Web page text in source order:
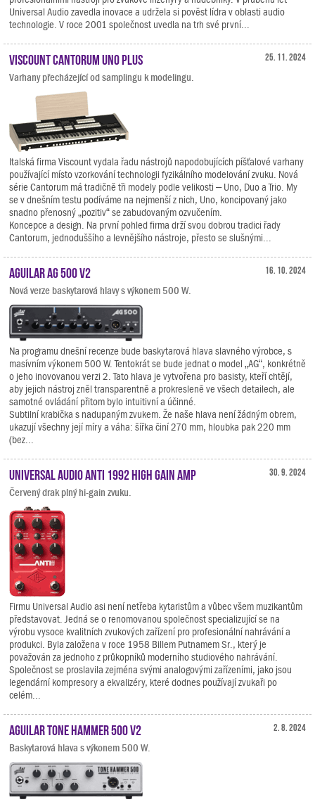
Universal Audio zavedla inovace a udržela si pověst lídra v oblasti audio
technologie. V roce 2001 společnost uvedla na trh své první...
25. 11. 2024
Viscount Cantorum Uno Plus
Varhany přecházející od samplingu k modelingu.
Italská firma Viscount vydala řadu nástrojů napodobujících píšťalové varhany
používající místo vzorkování technologii fyzikálního modelování zvuku. Nová
série Cantorum má tradičně tři modely podle velikosti – Uno, Duo a Trio. My
se v dnešním testu podíváme na nejmenší z nich, Uno, koncipovaný jako
snadno přenosný „pozitiv“ se zabudovaným ozvučením.
Koncepce a design. Na první pohled firma drží svou dobrou tradici řady
Cantorum, jednoduššího a levnějšího nástroje, přesto se slušnými...
16. 10. 2024
Aguilar AG 500 V2
Nová verze baskytarová hlavy s výkonem 500 W.
Na programu dnešní recenze bude baskytarová hlava slavného výrobce, s
masívním výkonem 500 W. Tentokrát se bude jednat o model „AG“, konkrétně
o jeho inovovanou verzi 2. Tato hlava je vytvořena pro basisty, kteří chtějí,
aby jejich nástroj zněl transparentně a prokresleně ve všech detailech, ale
samotné ovládání přitom bylo intuitivní a účinné.
Subtilní krabička s nadupaným zvukem. Že naše hlava není žádným obrem,
ukazují všechny její míry a váha: šířka činí 270 mm, hloubka pak 220 mm
(bez...
30. 9. 2024
Universal Audio ANTI 1992 High Gain Amp
Červený drak plný hi-gain zvuku.
Firmu Universal Audio asi není netřeba kytaristům a vůbec všem muzikantům
představovat. Jedná se o renomovanou společnost specializující se na
výrobu vysoce kvalitních zvukových zařízení pro profesionální nahrávání a
produkci. Byla založena v roce 1958 Billem Putnamem Sr., který je
považován za jednoho z průkopníků moderního studiového nahrávání.
Společnost se proslavila zejména svými analogovými zařízeními, jako jsou
legendární kompresory a ekvalizéry, které dodnes používají zvukaři po
celém...
2. 8. 2024
Aguilar Tone Hammer 500 V2
Baskytarová hlava s výkonem 500 W.